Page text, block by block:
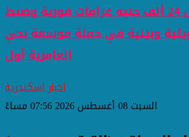
تحصيل 24 ألف جنيه غرامات فورية وضبط
وبيئية في حملة موسعة بحي
العامرية أول
اخبار اسكندرية
السبت 08 أغسطس 2026 07:56 مساءً